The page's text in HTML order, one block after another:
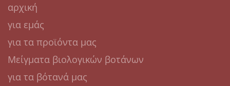
αρχική
για εμάς
για τα προϊόντα μας
Μείγματα βιολογικών βοτάνων
για τα βότανά μας